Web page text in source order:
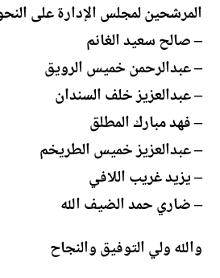
المرشحين لمجلس الإدارة على
– صالح سعيد الغانم
– ⁠عبدالرحمن خميس الرويق
– ⁠عبدالعزيز خلف السندان
– ⁠فهد مبارك المطلق
– ⁠عبدالعزيز خميس الطريخم
– ⁠يزيد غريب اللافي
– ⁠ضاري حمد الضيف الله
والله ولي التوفيق والنجاح